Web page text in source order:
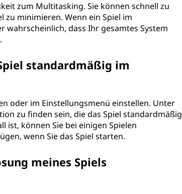
zum Multitasking. Sie können schnell zu
zu minimieren. Wenn ein Spiel im
dass Ihr gesamtes System
standardmäßig im
oder im Einstellungsmenü einstellen. Unter
zu finden sein, die das Spiel standardmäßig
ist, können Sie bei einigen Spielen
wenn Sie das Spiel starten.
meines Spiels